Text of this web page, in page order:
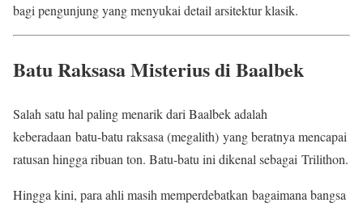
bagi pengunjung yang menyukai detail arsitektur klasik.
Batu Raksasa Misterius di Baalbek
Salah satu hal paling menarik dari Baalbek adalah
keberadaan batu-batu raksasa (megalith) yang beratnya mencapai
ratusan hingga ribuan ton. Batu-batu ini dikenal sebagai Trilithon.
Hingga kini, para ahli masih memperdebatkan bagaimana bangsa